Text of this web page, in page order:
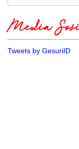
Media
Tweets by GesuriID